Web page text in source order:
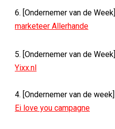
6. [Ondernemer van de Week]
marketeer Allerhande
5. [Ondernemer van de Week]
Yixx.nl
4. [Ondernemer van de week]
Ei love you campagne